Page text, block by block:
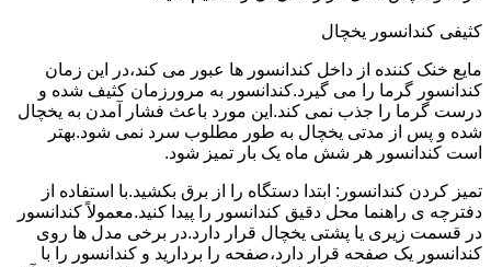
کثیفی کندانسور یخچال
مایع خنک کننده از داخل کندانسور ها عبور می کند،در این زمان
کندانسور گرما را می گیرد.کندانسور به مرورزمان کثیف شده و
درست گرما را جذب نمی کند.این مورد باعث فشار آمدن به یخچال
شده و پس از مدتی یخچال به طور مطلوب سرد نمی شود.بهتر
است کندانسور هر شش ماه یک بار تمیز شود.
تمیز کردن کندانسور: ابتدا دستگاه را از برق بکشید.با استفاده از
دفترچه ی راهنما محل دقیق کندانسور را پیدا کنید.معمولاً کندانسور
در قسمت زیری یا پشتی یخچال قرار دارد.در برخی مدل ها روی
کندانسور یک صفحه قرار دارد،صفحه را بردارید و کندانسور را با